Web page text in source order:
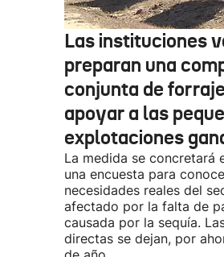
Las instituciones
preparan una
conjunta de
apoyar a las
explotaciones
La medida se concretará
una encuesta para
necesidades reales del
afectado por la falta de
causada por la sequía.
directas se dejan, por